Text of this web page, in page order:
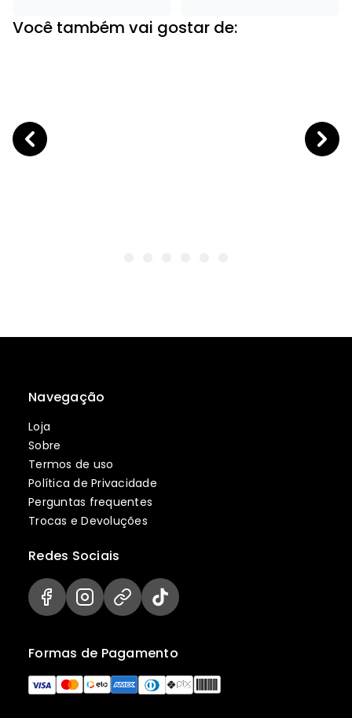
Você também vai gostar de:
Navegação
Loja
Sobre
Termos de uso
Política de Privacidade
Perguntas frequentes
Trocas e Devoluções
Formas de Pagamento
Redes Sociais